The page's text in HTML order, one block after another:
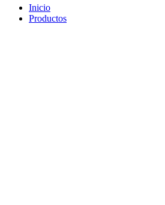
Inicio
Productos